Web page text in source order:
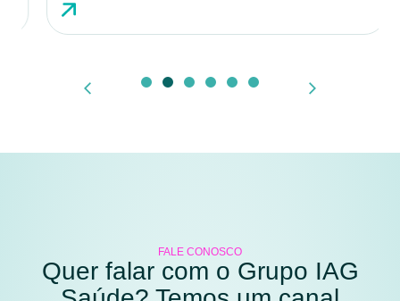
FALE CONOSCO
Quer falar com o Grupo IAG